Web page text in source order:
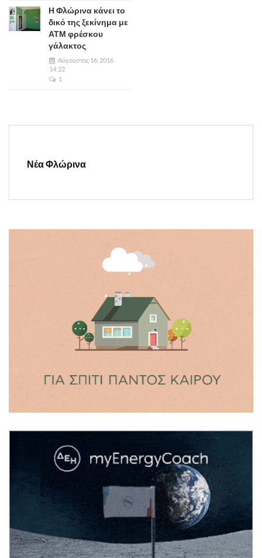
Η Φλώρινα κάνει το
δικό της ξεκίνημα με
ΑΤΜ φρέσκου
γάλακτος
Αύγουστος 16, 2016
14:22
1
Νέα Φλώρινα